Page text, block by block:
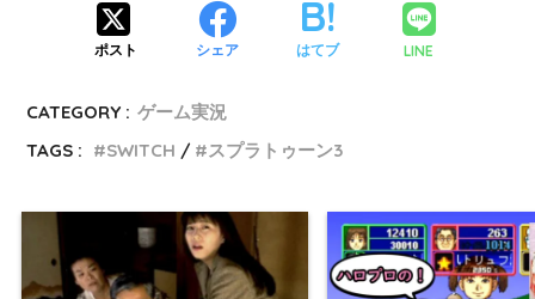
ポスト シェア はてブ LINE
CATEGORY : ゲーム実況
TAGS :
SWITCH スプラトゥーン3